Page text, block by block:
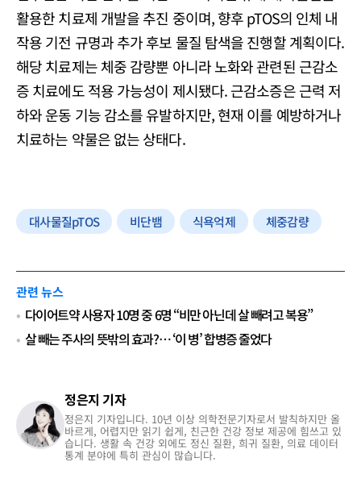
활용한 치료제 개발을 추진 중이며, 향후 pTOS의 인체 내
작용 기전 규명과 추가 후보 물질 탐색을 진행할 계획이다.
해당 치료제는 체중 감량뿐 아니라 노화와 관련된 근감소
증 치료에도 적용 가능성이 제시됐다. 근감소증은 근력 저
하와 운동 기능 감소를 유발하지만, 현재 이를 예방하거나
치료하는 약물은 없는 상태다.
대사물질pTOS 비단뱀 식욕억제 체중감량
관련 뉴스
다이어트약 사용자 10명 중 6명 “비만 아닌데 살 빼려고 복용”
살 빼는 주사의 뜻밖의 효과?… ‘이 병’ 합병증 줄었다
정은지 기자
정은지 기자입니다. 10년 이상 의학전문기자로서 발칙하지만 올
바르게, 어렵지만 읽기 쉽게, 친근한 건강 정보 제공에 힘쓰고 있
습니다. 생활 속 건강 외에도 정신 질환, 희귀 질환, 의료 데이터
통계 분야에 특히 관심이 많습니다.